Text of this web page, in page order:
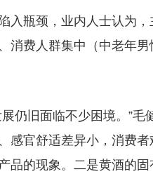
入瓶颈，业内人士认为
消费人群集中（中老年
仍旧面临不少困境。”
感官舒适差异小，消费
品的现象。二是黄酒的